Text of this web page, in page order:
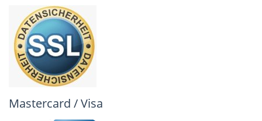
Mastercard / Visa